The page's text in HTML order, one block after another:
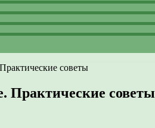
советы
Практические советы